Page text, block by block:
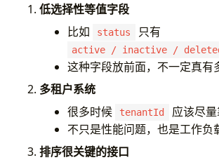
低选择性等值字段
比如
status 只有
active / inactive /
这种字段放前面，不一定真有
多租户系统
很多时候
tenantId
应该尽
不只是性能问题，也是工作负
排序很关键的接口